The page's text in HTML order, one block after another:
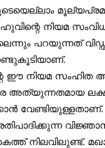
നിയമ
പറയുന്നത്
ഈ നിയമ സംഹിത
അത്യുന്നതമായ
നിലവിലുണ്ട്.